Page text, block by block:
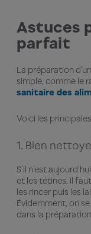
Astuces
parfait
La préparation
simple, comme le
sanitaire des
Voici les
1. Bien
S’il n’est
et les tétines, il
les rincer puis les
Évidemment, on
dans la